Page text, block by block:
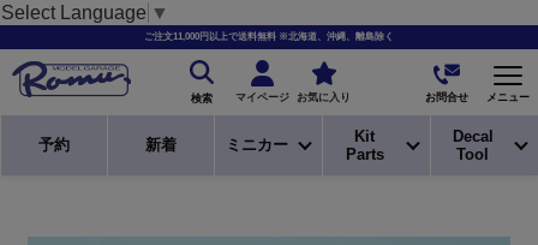
Select Language ▼
ご注文11,000円以上で送料無料 ※北海道、沖縄、離島除く
検索 マイページ お気に入り お問合せ メニュー
予約 新着 ミニカー
Kit
Parts
Decal
Tool